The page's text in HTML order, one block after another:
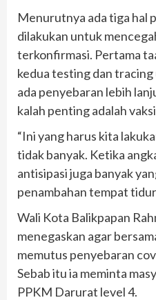
Menurutnya ada tiga hal
dilakukan untuk
terkonfirmasi. Pertama
kedua testing dan
ada penyebaran lebih
kalah penting adalah
“Ini yang harus kita
tidak banyak. Ketika
antisipasi juga banyak
penambahan tempat
Wali Kota Balikpapan
menegaskan agar
memutus penyebaran
Sebab itu ia meminta
PPKM Darurat level 4.